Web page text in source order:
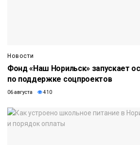
Новости
Фонд «Наш Норильск» запускает
по поддержке соцпроектов
06 августа 410